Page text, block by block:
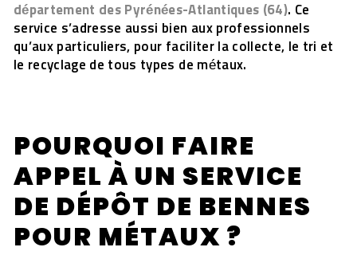
département des Pyrénées-Atlantiques (64). Ce
service s’adresse aussi bien aux professionnels
qu’aux particuliers, pour faciliter la collecte, le tri et
le recyclage de tous types de métaux.
POURQUOI FAIRE
APPEL À UN SERVICE
DE DÉPÔT DE BENNES
POUR MÉTAUX ?